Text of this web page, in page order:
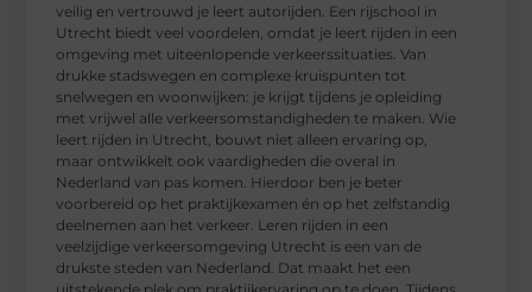
veilig en vertrouwd je leert autorijden. Een rijschool in
Utrecht biedt veel voordelen, omdat je leert rijden in een
omgeving met uiteenlopende verkeerssituaties. Van
drukke stadswegen en complexe kruispunten tot
snelwegen en woonwijken: je krijgt tijdens je opleiding
met vrijwel alle verkeersomstandigheden te maken. Wie
leert rijden in Utrecht, bouwt niet alleen ervaring op,
maar ontwikkelt ook vaardigheden die overal in
Nederland van pas komen. Hierdoor ben je beter
voorbereid op het praktijkexamen én op het zelfstandig
deelnemen aan het verkeer. Leren rijden in een
veelzijdige verkeersomgeving Utrecht is een van de
drukste steden van Nederland. Dat maakt het een